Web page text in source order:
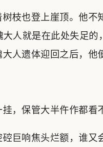
枝也登上崖顶。他不
人就是在此处失足的
人遗体迎回之后，他
，保管大半仵作都看
巨响焦头烂额，谁又